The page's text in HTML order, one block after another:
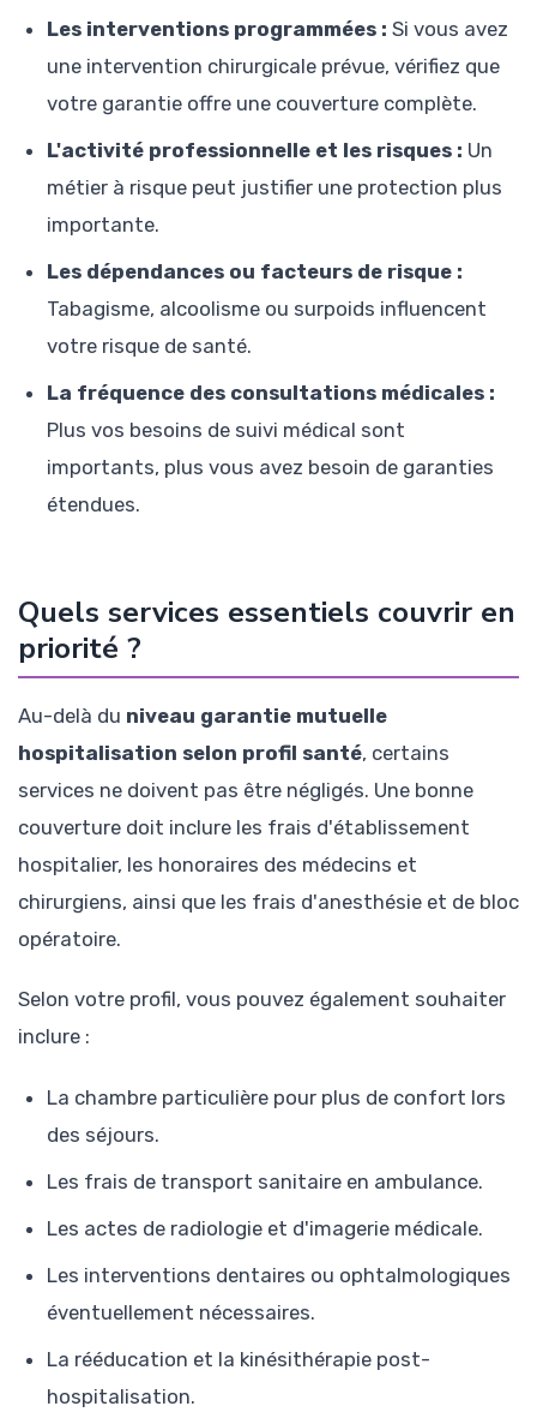
Les interventions programmées : Si vous avez
une intervention chirurgicale prévue, vérifiez que
votre garantie offre une couverture complète.
L'activité professionnelle et les risques : Un
métier à risque peut justifier une protection plus
importante.
Les dépendances ou facteurs de risque :
Tabagisme, alcoolisme ou surpoids influencent
votre risque de santé.
La fréquence des consultations médicales :
Plus vos besoins de suivi médical sont
importants, plus vous avez besoin de garanties
étendues.
Quels services essentiels couvrir en
priorité ?
Au-delà du niveau garantie mutuelle
hospitalisation selon profil santé, certains
services ne doivent pas être négligés. Une bonne
couverture doit inclure les frais d'établissement
hospitalier, les honoraires des médecins et
chirurgiens, ainsi que les frais d'anesthésie et de bloc
opératoire.
Selon votre profil, vous pouvez également souhaiter
inclure :
La chambre particulière pour plus de confort lors
des séjours.
Les frais de transport sanitaire en ambulance.
Les actes de radiologie et d'imagerie médicale.
Les interventions dentaires ou ophtalmologiques
éventuellement nécessaires.
La rééducation et la kinésithérapie post-
hospitalisation.